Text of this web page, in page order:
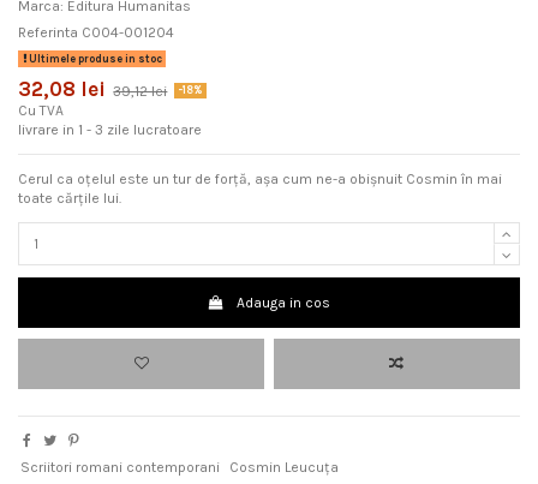
Marca: Editura Humanitas
Referinta C004-001204
Ultimele produse in stoc
32,08 lei 39,12 lei -18%
Cu TVA
livrare in 1 - 3 zile lucratoare
Cerul ca oțelul este un tur de forță, așa cum ne-a obișnuit Cosmin în mai
toate cărțile lui.
Adauga in cos
Scriitori romani contemporani
Cosmin Leucuța